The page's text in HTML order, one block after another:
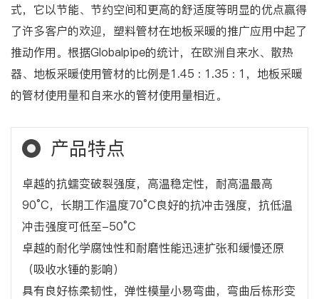
式，它以节能、节约空间和更高的舒适度等明显的优点赢得
了许多客户的欢迎，塑料管材在地板采暖的推广应用中起了
推动作用。根据Globalpipe的统计，在欧洲自来水、散热
器、地板采暖使用管材的比例是1.45 : 1.35 : 1，地板采暖
的管材使用量和自来水的管材使用量相近。
产品特点
卓越的抗蠕变破裂强度，高温稳定性，耐高温最高
90°C，长期工作温度70°C良好的抗冲击强度，抗低温
冲击强度可低至-50°C
卓越的耐化学腐蚀性和耐磨性能迅速扩张和缓慢还原
（吸收水锤的影响）
具有良好栋柔韧性，弹性模量小易弯曲，弯曲后栋形变